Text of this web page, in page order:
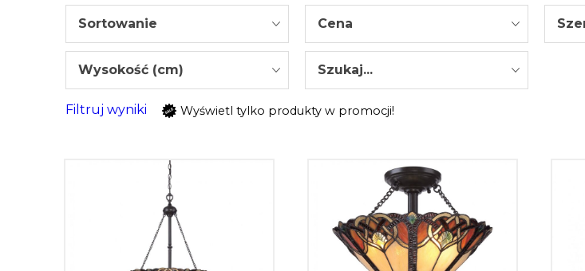
Sortowanie Cena
Wysokość (cm) Szukaj...
Filtruj wyniki Wyświetl tylko produkty w promocji!